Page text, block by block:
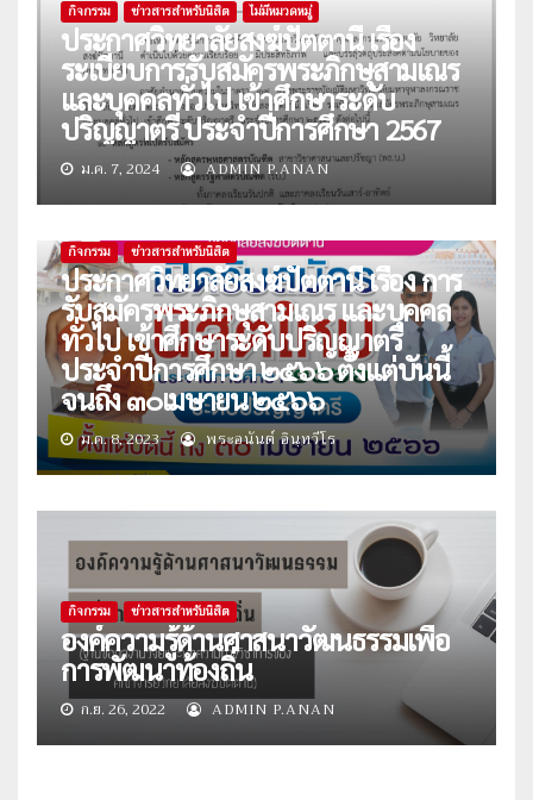
กิจกรรม ข่าวสารสำหรับนิสิต ไม่มีหมวดหมู่
ประกาศวิทยาลัยสงฆ์ปัตตานี เรื่อง
ระเบียบการรับสมัครพระภิกษุสามเณร
และบุคคลทั่วไป เข้าศึกษาระดับ
ปริญญาตรี ประจำปีการศึกษา 2567
ม.ค. 7, 2024 ADMIN P.ANAN
กิจกรรม ข่าวสารสำหรับนิสิต
ประกาศวิทยาลัยสงฆ์ปัตตานี เรื่อง การ
รับสมัครพระภิกษุสามเณร และบุคคล
ทั่วไป เข้าศึกษาระดับปริญญาตรี
ประจำปีการศึกษา ๒๕๖๖ ตั้งแต่บันนี้
จนถึง ๓๐เมษายน ๒๕๖๖
ม.ค. 8, 2023 พระอนันต์ อินฺทวีโร
กิจกรรม ข่าวสารสำหรับนิสิต
องค์ความรู้ด้านศาสนาวัฒนธรรมเพื่อ
การพัฒนาท้องถิ่น
ก.ย. 26, 2022 ADMIN P.ANAN